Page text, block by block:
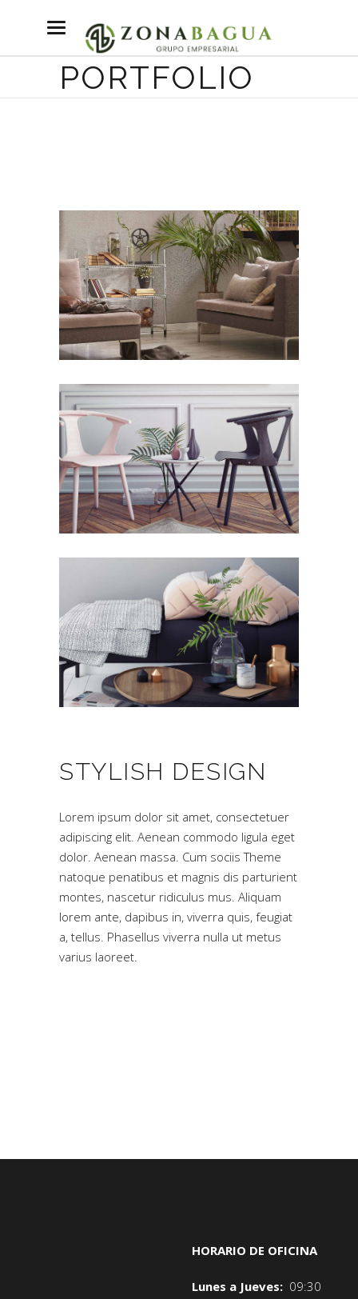
PORTFOLIO
STYLISH DESIGN
Lorem ipsum dolor sit amet, consectetuer
adipiscing elit. Aenean commodo ligula eget
dolor. Aenean massa. Cum sociis Theme
natoque penatibus et magnis dis parturient
montes, nascetur ridiculus mus. Aliquam
lorem ante, dapibus in, viverra quis, feugiat
a, tellus. Phasellus viverra nulla ut metus
varius laoreet.
HORARIO DE OFICINA
Lunes a Jueves: 09:30